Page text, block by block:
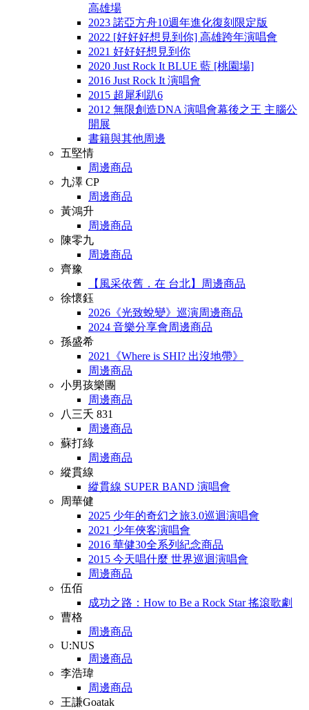
高雄場
2023 諾亞方舟10週年進化復刻限定版
2022 [好好好想見到你] 高雄跨年演唱會
2021 好好好想見到你
2020 Just Rock It BLUE 藍 [桃園場]
2016 Just Rock It 演唱會
2015 超犀利趴6
2012 無限創造DNA 演唱會幕後之王 主腦公
開展
書籍與其他周邊
五堅情
周邊商品
九澤 CP
周邊商品
黃鴻升
周邊商品
陳零九
周邊商品
齊豫
【風采依舊．在 台北】周邊商品
徐懷鈺
2026《光致蛻變》巡演周邊商品
2024 音樂分享會周邊商品
孫盛希
2021《Where is SHI? 出沒地帶》
周邊商品
小男孩樂團
周邊商品
八三夭 831
周邊商品
蘇打綠
周邊商品
縱貫線
縱貫線 SUPER BAND 演唱會
周華健
2025 少年的奇幻之旅3.0巡迴演唱會
2021 少年俠客演唱會
2016 華健30全系列紀念商品
2015 今天唱什麼 世界巡迴演唱會
周邊商品
伍佰
成功之路：How to Be a Rock Star 搖滾歌劇
曹格
周邊商品
U:NUS
周邊商品
李浩瑋
周邊商品
王謙Goatak